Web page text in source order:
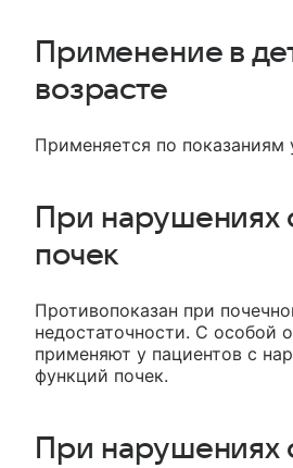
Применение в
возрасте
Применяется по показаниям
При нарушениях
почек
Противопоказан при
недостаточности. С особой
применяют у пациентов с
функций почек.
При нарушениях